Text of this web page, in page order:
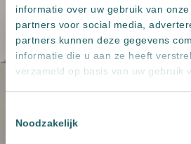
informatie over uw gebruik van
partners voor social media,
partners kunnen deze gegevens
informatie die u aan ze heeft
verzameld op basis van uw gebruik
Noodzakelijk